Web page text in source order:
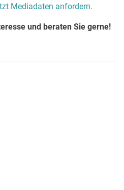
Mediadaten anfordern.
und beraten Sie gerne!